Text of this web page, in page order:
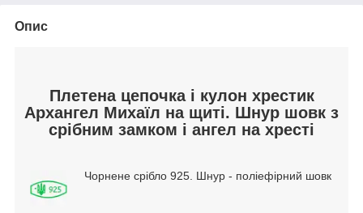
Опис
Плетена цепочка і кулон хрестик
Архангел Михаїл на щиті. Шнур шовк з
срібним замком і ангел на хресті
Чорнене срібло 925. Шнур - поліефірний шовк